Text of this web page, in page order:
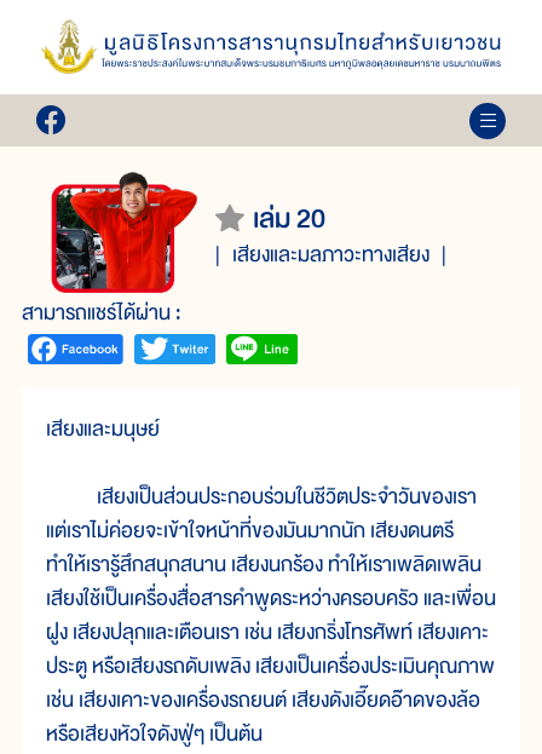
เล่ม 20
เสียงและมลภาวะทางเสียง
สามารถแชร์ได้ผ่าน :
เสียงและมนุษย์
เสียงเป็นส่วนประกอบร่วมในชีวิตประจำวันของเรา
แต่เราไม่ค่อยจะเข้าใจหน้าที่ของมันมากนัก เสียงดนตรี
ทำให้เรารู้สึกสนุกสนาน เสียงนกร้อง ทำให้เราเพลิดเพลิน
เสียงใช้เป็นเครื่องสื่อสารคำพูดระหว่างครอบครัว และเพื่อน
ฝูง เสียงปลุกและเตือนเรา เช่น เสียงกริ่งโทรศัพท์ เสียงเคาะ
ประตู หรือเสียงรถดับเพลิง เสียงเป็นเครื่องประเมินคุณภาพ
เช่น เสียงเคาะของเครื่องรถยนต์ เสียงดังเอี๊ยดอ๊าดของล้อ
หรือเสียงหัวใจดังฟู่ๆ เป็นต้น